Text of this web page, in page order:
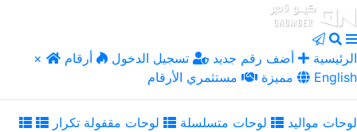
× الرئيسية أضف رقم جديد تسجيل الدخول
أرقام
مميزة
مستثمري الأرقام English
لوحات مواليد لوحات متسلسلة
لوحات مقفولة تكرار